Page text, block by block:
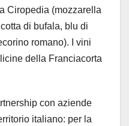
Ciropedia (mozzarella
di bufala, blu di
romano). I vini
della Franciacorta
con aziende
italiano: per la